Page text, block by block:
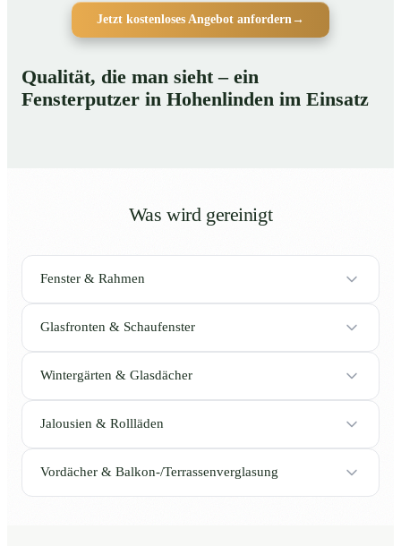
Jetzt kostenloses Angebot anfordern →
Qualität, die man sieht – ein
Fensterputzer in Hohenlinden im Einsatz
Was wird gereinigt
Fenster & Rahmen
Glasfronten & Schaufenster
Wintergärten & Glasdächer
Jalousien & Rollläden
Vordächer & Balkon-/Terrassenverglasung